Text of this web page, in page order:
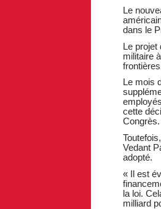
Le
dans le
Le projet
militaire
Le mois
cette
Congrès.
Vedant
adopté.
« Il est
la loi.
milliard